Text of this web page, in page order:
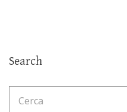
Search
for: